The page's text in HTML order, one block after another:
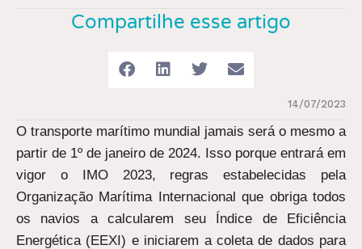
Compartilhe esse artigo
14/07/2023
O transporte marítimo mundial jamais será o mesmo a
partir de 1º de janeiro de 2024. Isso porque entrará em
vigor o IMO 2023, regras estabelecidas pela
Organização Marítima Internacional que obriga todos
os navios a calcularem seu Índice de Eficiência
Energética (EEXI) e iniciarem a coleta de dados para